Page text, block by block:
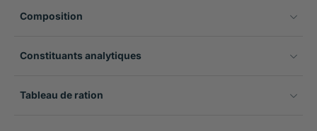
Composition
Constituants analytiques
Tableau de ration